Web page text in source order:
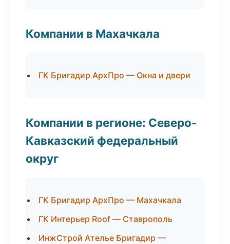
Компании в Махачкала
ГК Бригадир АрхПро — Окна и двери
Компании в регионе: Северо-
Кавказский федеральный
округ
ГК Бригадир АрхПро — Махачкала
ГК Интерьер Roof — Ставрополь
ИнжСтрой Ателье Бригадир —